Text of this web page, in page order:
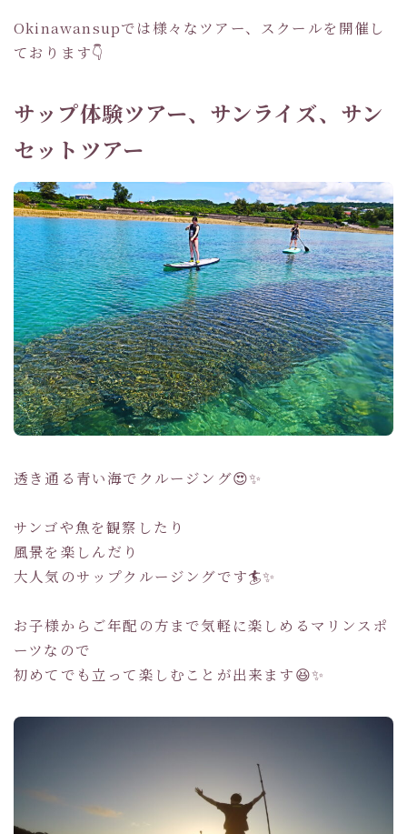
Okinawansupでは様々なツアー、スクールを開催し
ております👇
サップ体験ツアー、サンライズ、サン
セットツアー
透き通る青い海でクルージング😍✨
サンゴや魚を観察したり
風景を楽しんだり
大人気のサップクルージングです🏄✨
お子様からご年配の方まで気軽に楽しめるマリンスポ
ーツなので
初めてでも立って楽しむことが出来ます😆✨